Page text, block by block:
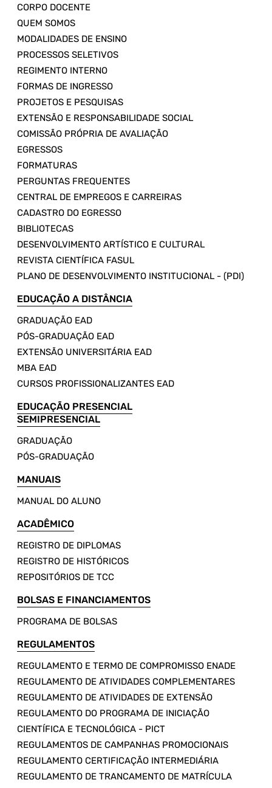
CORPO DOCENTE
QUEM SOMOS
MODALIDADES DE ENSINO
PROCESSOS SELETIVOS
REGIMENTO INTERNO
FORMAS DE INGRESSO
PROJETOS E PESQUISAS
EXTENSÃO E RESPONSABILIDADE SOCIAL
COMISSÃO PRÓPRIA DE AVALIAÇÃO
EGRESSOS
FORMATURAS
PERGUNTAS FREQUENTES
CENTRAL DE EMPREGOS E CARREIRAS
CADASTRO DO EGRESSO
BIBLIOTECAS
DESENVOLVIMENTO ARTÍSTICO E CULTURAL
REVISTA CIENTÍFICA FASUL
PLANO DE DESENVOLVIMENTO INSTITUCIONAL - (PDI)
EDUCAÇÃO A DISTÂNCIA
GRADUAÇÃO EAD
PÓS-GRADUAÇÃO EAD
EXTENSÃO UNIVERSITÁRIA EAD
MBA EAD
CURSOS PROFISSIONALIZANTES EAD
EDUCAÇÃO PRESENCIAL
SEMIPRESENCIAL
GRADUAÇÃO
PÓS-GRADUAÇÃO
MANUAIS
MANUAL DO ALUNO
ACADÊMICO
REGISTRO DE DIPLOMAS
REGISTRO DE HISTÓRICOS
REPOSITÓRIOS DE TCC
BOLSAS E FINANCIAMENTOS
PROGRAMA DE BOLSAS
REGULAMENTOS
REGULAMENTO E TERMO DE COMPROMISSO ENADE
REGULAMENTO DE ATIVIDADES COMPLEMENTARES
REGULAMENTO DE ATIVIDADES DE EXTENSÃO
REGULAMENTO DO PROGRAMA DE INICIAÇÃO
CIENTÍFICA E TECNOLÓGICA - PICT
REGULAMENTOS DE CAMPANHAS PROMOCIONAIS
REGULAMENTO CERTIFICAÇÃO INTERMEDIÁRIA
REGULAMENTO DE TRANCAMENTO DE MATRÍCULA